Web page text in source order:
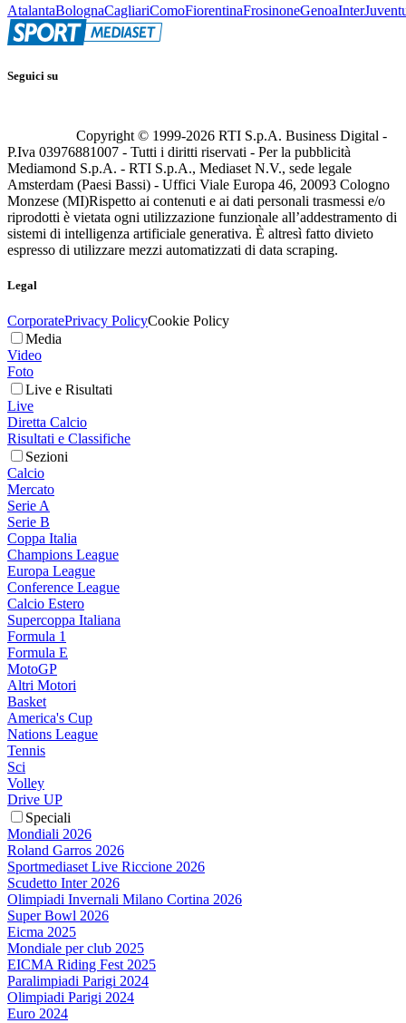
AtalantaBolognaCagliariComoFiorentinaFrosinoneGenoaInter
Seguici su
Copyright © 1999-2026 RTI S.p.A. Business Digital -
P.Iva 03976881007 - Tutti i diritti riservati - Per la pubblicità
Mediamond S.p.A. - RTI S.p.A., Mediaset N.V., sede legale
Amsterdam (Paesi Bassi) - Uffici Viale Europa 46, 20093 Cologno
Monzese (MI)Rispetto ai contenuti e ai dati personali trasmessi e/o
riprodotti è vietata ogni utilizzazione funzionale all’addestramento di
sistemi di intelligenza artificiale generativa. È altresì fatto divieto
espresso di utilizzare mezzi automatizzati di data scraping.
Legal
CorporatePrivacy PolicyCookie Policy
Media
Video
Foto
Live e Risultati
Live
Diretta Calcio
Risultati e Classifiche
Sezioni
Calcio
Mercato
Serie A
Serie B
Coppa Italia
Champions League
Europa League
Conference League
Calcio Estero
Supercoppa Italiana
Formula 1
Formula E
MotoGP
Altri Motori
Basket
America's Cup
Nations League
Tennis
Sci
Volley
Drive UP
Speciali
Mondiali 2026
Roland Garros 2026
Sportmediaset Live Riccione 2026
Scudetto Inter 2026
Olimpiadi Invernali Milano Cortina 2026
Super Bowl 2026
Eicma 2025
Mondiale per club 2025
EICMA Riding Fest 2025
Paralimpiadi Parigi 2024
Olimpiadi Parigi 2024
Euro 2024